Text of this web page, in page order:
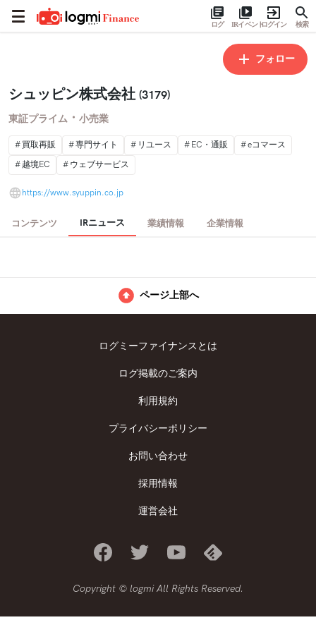
ログ IRイベントログイン 検索
フォロー
シュッピン株式会社 (3179)
東証プライム ・ 小売業
買取再販 専門サイト リユース EC・通販
eコマース
越境EC
ウェブサービス
https://www.syuppin.co.jp
コンテンツ IRニュース 業績情報 企業情報
ページ上部へ
ログミーファイナンスとは
ログ掲載のご案内
利用規約
プライバシーポリシー
お問い合わせ
採用情報
運営会社
Copyright © logmi All Rights Reserved.